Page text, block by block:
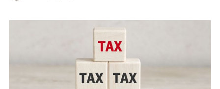
思います」よりも「良いと思います👍」の方が相手が受
け止めやすいと感じます。前者だと冷徹さ高圧的な印象
を自分は感じてしまうのですが、後者では一転して肯定
メッセージと素直に受け取ることができます。 このよう
なサービスを開発しようとしているのですが、調べてみ
るとSlackの絵文字追加まわりが複雑な状態になっていた